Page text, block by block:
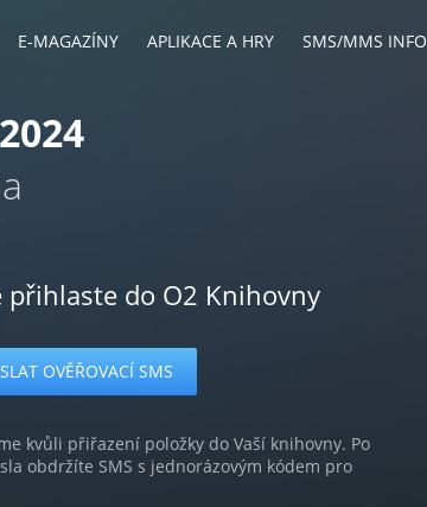
E-MAGAZÍNY APLIKACE A HRY SMS/MMS INFO
přihlaste do O2 Knihovny
kvůli přiřazení položky do Vaší knihovny. Po
obdržíte SMS s jednorázovým kódem pro